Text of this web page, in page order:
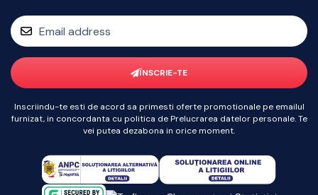
ÎNSCRIE-TE
Inscriindu-te esti de acord sa primesti oferte promotionale pe emailul
furnizat, in concordanta cu politica de Prelucrarea datelor personale. Te
vei putea dezabona in orice moment.